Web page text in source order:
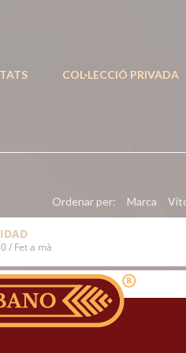
COL·LECCIÓ PRIVADA
Ordenar per: Marca
/ Fet a mà
/ Fet a mà